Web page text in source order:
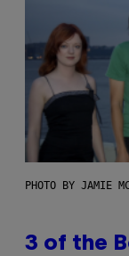
PHOTO BY JAMIE
3 of the